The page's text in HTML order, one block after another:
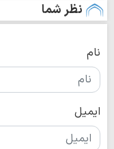
نظر شما
نام
ایمیل